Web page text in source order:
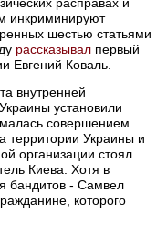
инкриминируют
шестью статьями
рассказывал первый
Евгений Коваль.
внутренней
установили
совершением
территории Украины и
организации стоял
Киева. Хотя в
бандитов - Самвел
которого